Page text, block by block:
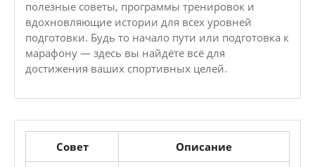
полезные советы, программы тренировок и
вдохновляющие истории для всех уровней
подготовки. Будь то начало пути или подготовка к
марафону — здесь вы найдёте всё для
достижения ваших спортивных целей.
Совет Описание